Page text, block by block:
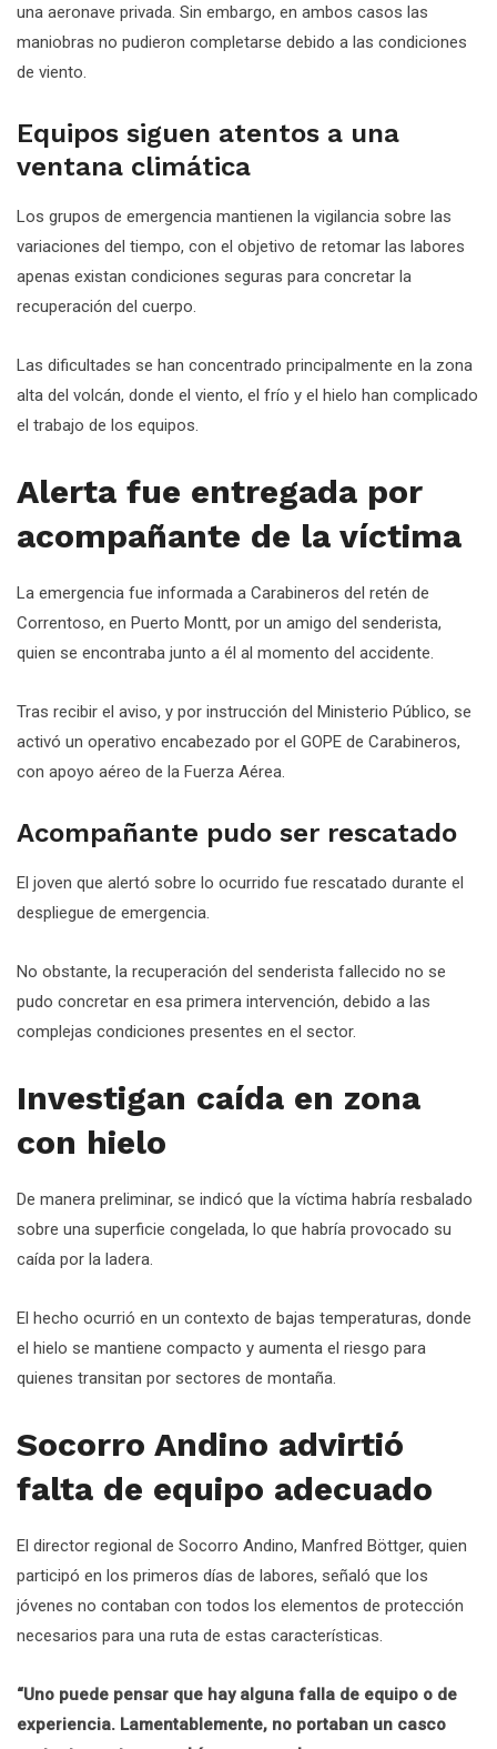
una aeronave privada. Sin embargo, en ambos casos las
maniobras no pudieron completarse debido a las condiciones
de viento.
Equipos siguen atentos a una
ventana climática
Los grupos de emergencia mantienen la vigilancia sobre las
variaciones del tiempo, con el objetivo de retomar las labores
apenas existan condiciones seguras para concretar la
recuperación del cuerpo.
Las dificultades se han concentrado principalmente en la zona
alta del volcán, donde el viento, el frío y el hielo han complicado
el trabajo de los equipos.
Alerta fue entregada por
acompañante de la víctima
La emergencia fue informada a Carabineros del retén de
Correntoso, en Puerto Montt, por un amigo del senderista,
quien se encontraba junto a él al momento del accidente.
Tras recibir el aviso, y por instrucción del Ministerio Público, se
activó un operativo encabezado por el GOPE de Carabineros,
con apoyo aéreo de la Fuerza Aérea.
Acompañante pudo ser rescatado
El joven que alertó sobre lo ocurrido fue rescatado durante el
despliegue de emergencia.
No obstante, la recuperación del senderista fallecido no se
pudo concretar en esa primera intervención, debido a las
complejas condiciones presentes en el sector.
Investigan caída en zona
con hielo
De manera preliminar, se indicó que la víctima habría resbalado
sobre una superficie congelada, lo que habría provocado su
caída por la ladera.
El hecho ocurrió en un contexto de bajas temperaturas, donde
el hielo se mantiene compacto y aumenta el riesgo para
quienes transitan por sectores de montaña.
Socorro Andino advirtió
falta de equipo adecuado
El director regional de Socorro Andino, Manfred Böttger, quien
participó en los primeros días de labores, señaló que los
jóvenes no contaban con todos los elementos de protección
necesarios para una ruta de estas características.
“Uno puede pensar que hay alguna falla de equipo o de
experiencia. Lamentablemente, no portaban un casco